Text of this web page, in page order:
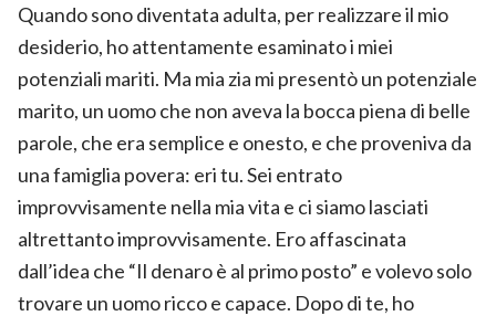
Quando sono diventata adulta, per realizzare il mio
desiderio, ho attentamente esaminato i miei
potenziali mariti. Ma mia zia mi presentò un potenziale
marito, un uomo che non aveva la bocca piena di belle
parole, che era semplice e onesto, e che proveniva da
una famiglia povera: eri tu. Sei entrato
improvvisamente nella mia vita e ci siamo lasciati
altrettanto improvvisamente. Ero affascinata
dall’idea che “Il denaro è al primo posto” e volevo solo
trovare un uomo ricco e capace. Dopo di te, ho